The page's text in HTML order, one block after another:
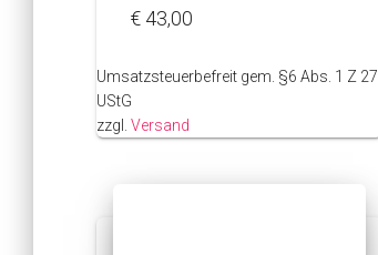
€ 43,00
Umsatzsteuerbefreit gem. §6 Abs. 1 Z 27
UStG
zzgl. Versand